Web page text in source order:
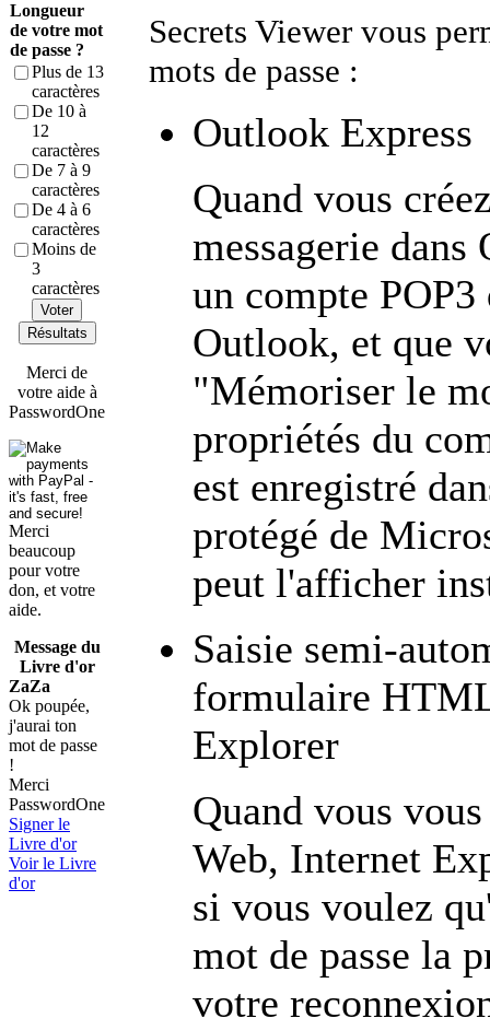
Longueur
de votre mot
de passe ?
Plus de 13
caractères
De 10 à
12
caractères
De 7 à 9
caractères
De 4 à 6
caractères
Moins de
3
caractères
Voter
Résultats
Merci de
votre aide à
PasswordOne
Merci
beaucoup
pour votre
don, et votre
aide.
Message du
Livre d'or
ZaZa
Ok poupée,
j'aurai ton
mot de passe
!
Merci
PasswordOne
Signer le
Livre d'or
Voir le Livre
d'or
Secrets Viewer vous
mots de passe :
Outlook Express
Quand vous
messagerie
un compte
Outlook, et que
"Mémoriser le
propriétés du
est enregistré
protégé de
peut l'afficher
Saisie semi-
formulaire
Explorer
Quand vous
Web, Internet
si vous voulez
mot de passe la
votre